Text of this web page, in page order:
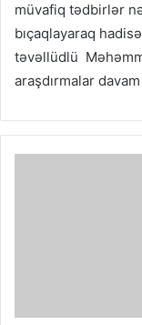
müvafiq tədbirlər
bıçaqlayaraq
təvəllüdlü
araşdırmalar